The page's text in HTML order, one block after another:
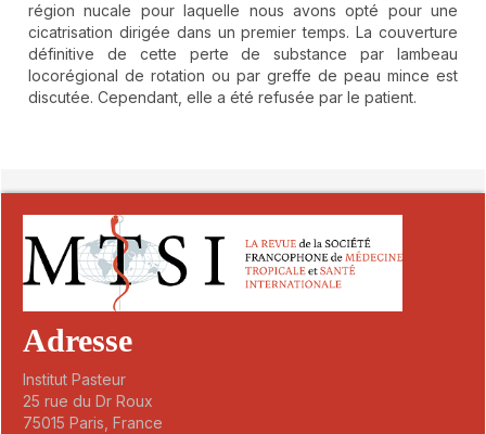
région nucale pour laquelle nous avons opté pour une
cicatrisation dirigée dans un premier temps. La couverture
définitive de cette perte de substance par lambeau
locorégional de rotation ou par greffe de peau mince est
discutée. Cependant, elle a été refusée par le patient.
Adresse
Institut Pasteur
25 rue du Dr Roux
75015 Paris, France